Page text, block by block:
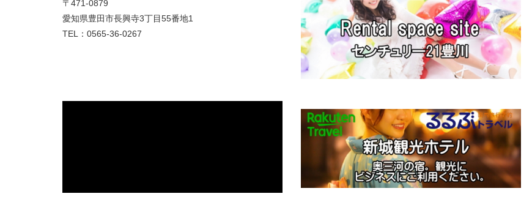
〒471-0879
愛知県豊田市長興寺3丁目55番地1
TEL：0565-36-0267